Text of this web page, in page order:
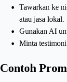
Tawarkan ke
atau jasa lokal.
Gunakan AI
Minta
Contoh